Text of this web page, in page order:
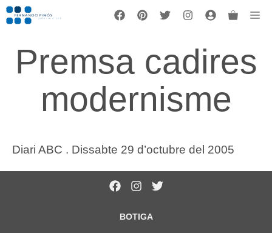
Vés
al
Premsa cadires
modernisme
Diari ABC . Dissabte 29 d’octubre del 2005
BOTIGA